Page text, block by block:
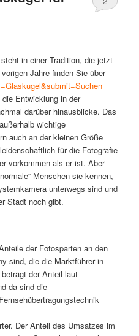
in einer Tradition, die jetzt
Jahre finden Sie über
Entwicklung in der
darüber hinausblicke. Das
wichtige
auch an der kleinen Größe
für die Fotografie
vorkommen als er ist. Aber
Menschen sie kennen,
unterwegs sind und
Stadt noch gibt.
der Fotosparten an den
sind, die die Marktführer in
der Anteil laut
da sind die
Der Anteil des Umsatzes im